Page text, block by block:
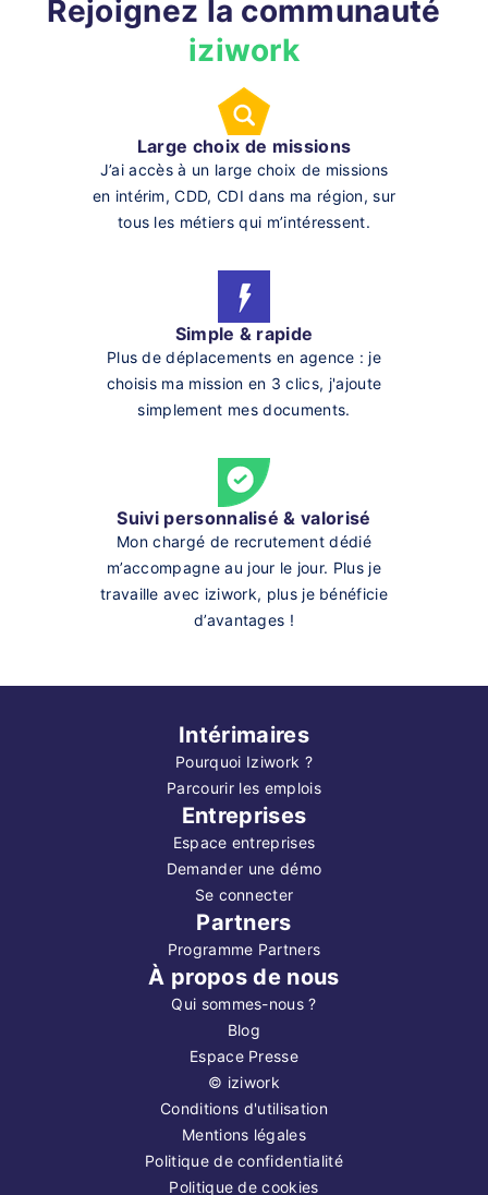
Rejoignez la communauté
iziwork
Large choix de missions
J’ai accès à un large choix de missions
en intérim, CDD, CDI dans ma région, sur
tous les métiers qui m’intéressent.
Simple & rapide
Plus de déplacements en agence : je
choisis ma mission en 3 clics, j'ajoute
simplement mes documents.
Suivi personnalisé & valorisé
Mon chargé de recrutement dédié
m’accompagne au jour le jour. Plus je
travaille avec iziwork, plus je bénéficie
d’avantages !
Intérimaires
Pourquoi Iziwork ?
Parcourir les emplois
Entreprises
Espace entreprises
Demander une démo
Se connecter
Partners
Programme Partners
À propos de nous
Qui sommes-nous ?
Blog
Espace Presse
© iziwork
Conditions d'utilisation
Mentions légales
Politique de confidentialité
Politique de cookies